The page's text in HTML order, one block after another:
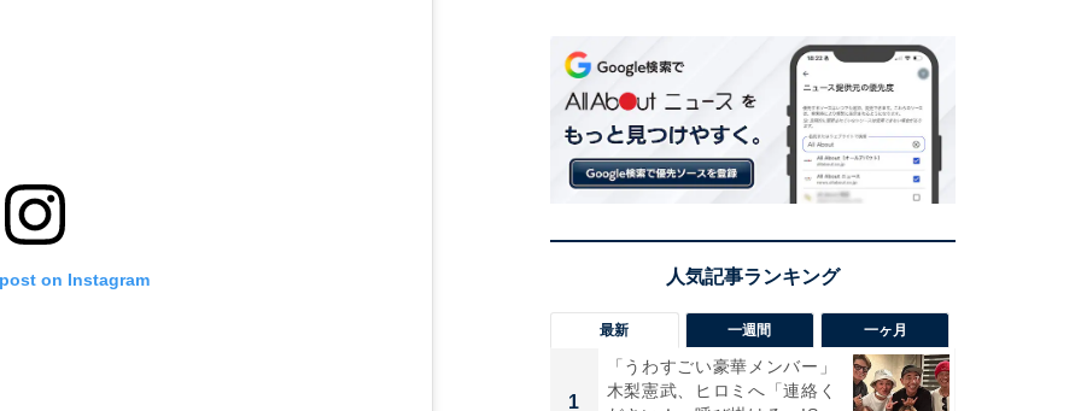
on Instagram
最新 一週間 一ヶ月
1
「うわすごい豪華メンバー」
木梨憲武、ヒロミへ「連絡く